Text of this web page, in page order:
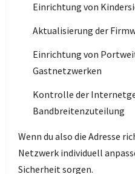
Einrichtung von
Aktualisierung der
Einrichtung von
Gastnetzwerken
Kontrolle der
Bandbreitenzuteilung
Wenn du also die Adresse
Netzwerk individuell
Sicherheit sorgen.